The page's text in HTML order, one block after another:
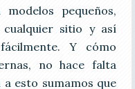
pequeños,
sitio y así
Y cómo
no hace falta
esto sumamos que